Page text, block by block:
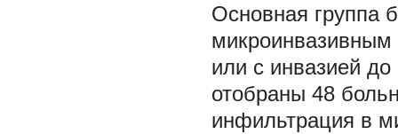
Основная группа
микроинвазивным
или с инвазией
отобраны 48
инфильтрация в